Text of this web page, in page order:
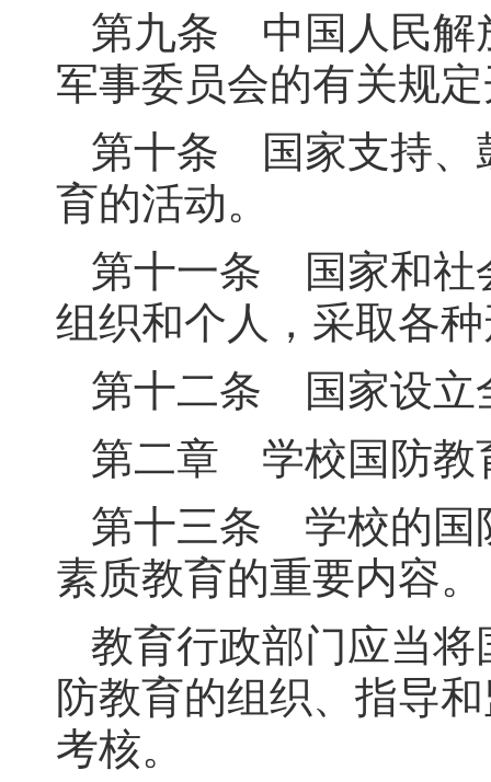
第九条 中国人民解
军事委员会的有关规
第十条 国家支持、
育的活动。
第十一条 国家和社
组织和个人，采取各
第十二条 国家设立
第二章 学校国防教
第十三条 学校的国
素质教育的重要内容。
教育行政部门应当
防教育的组织、指导
考核。